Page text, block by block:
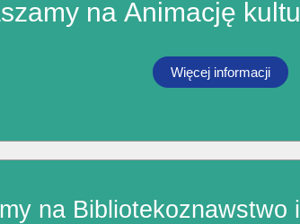
na Animację
Więcej informacji
na Bibliotekoznawstwo